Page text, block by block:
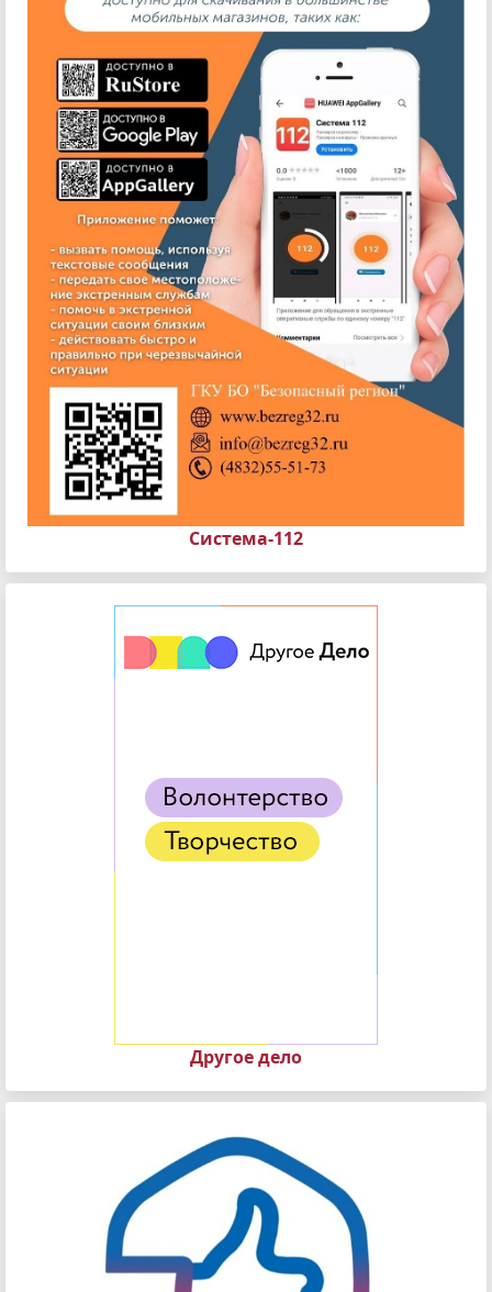
Система-112
Другое дело